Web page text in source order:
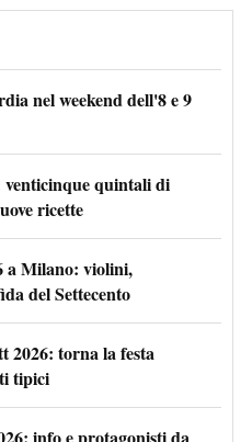
nel weekend dell'8 e 9
quintali di
ricette
a Milano: violini,
del Settecento
2026: torna la festa
tipici